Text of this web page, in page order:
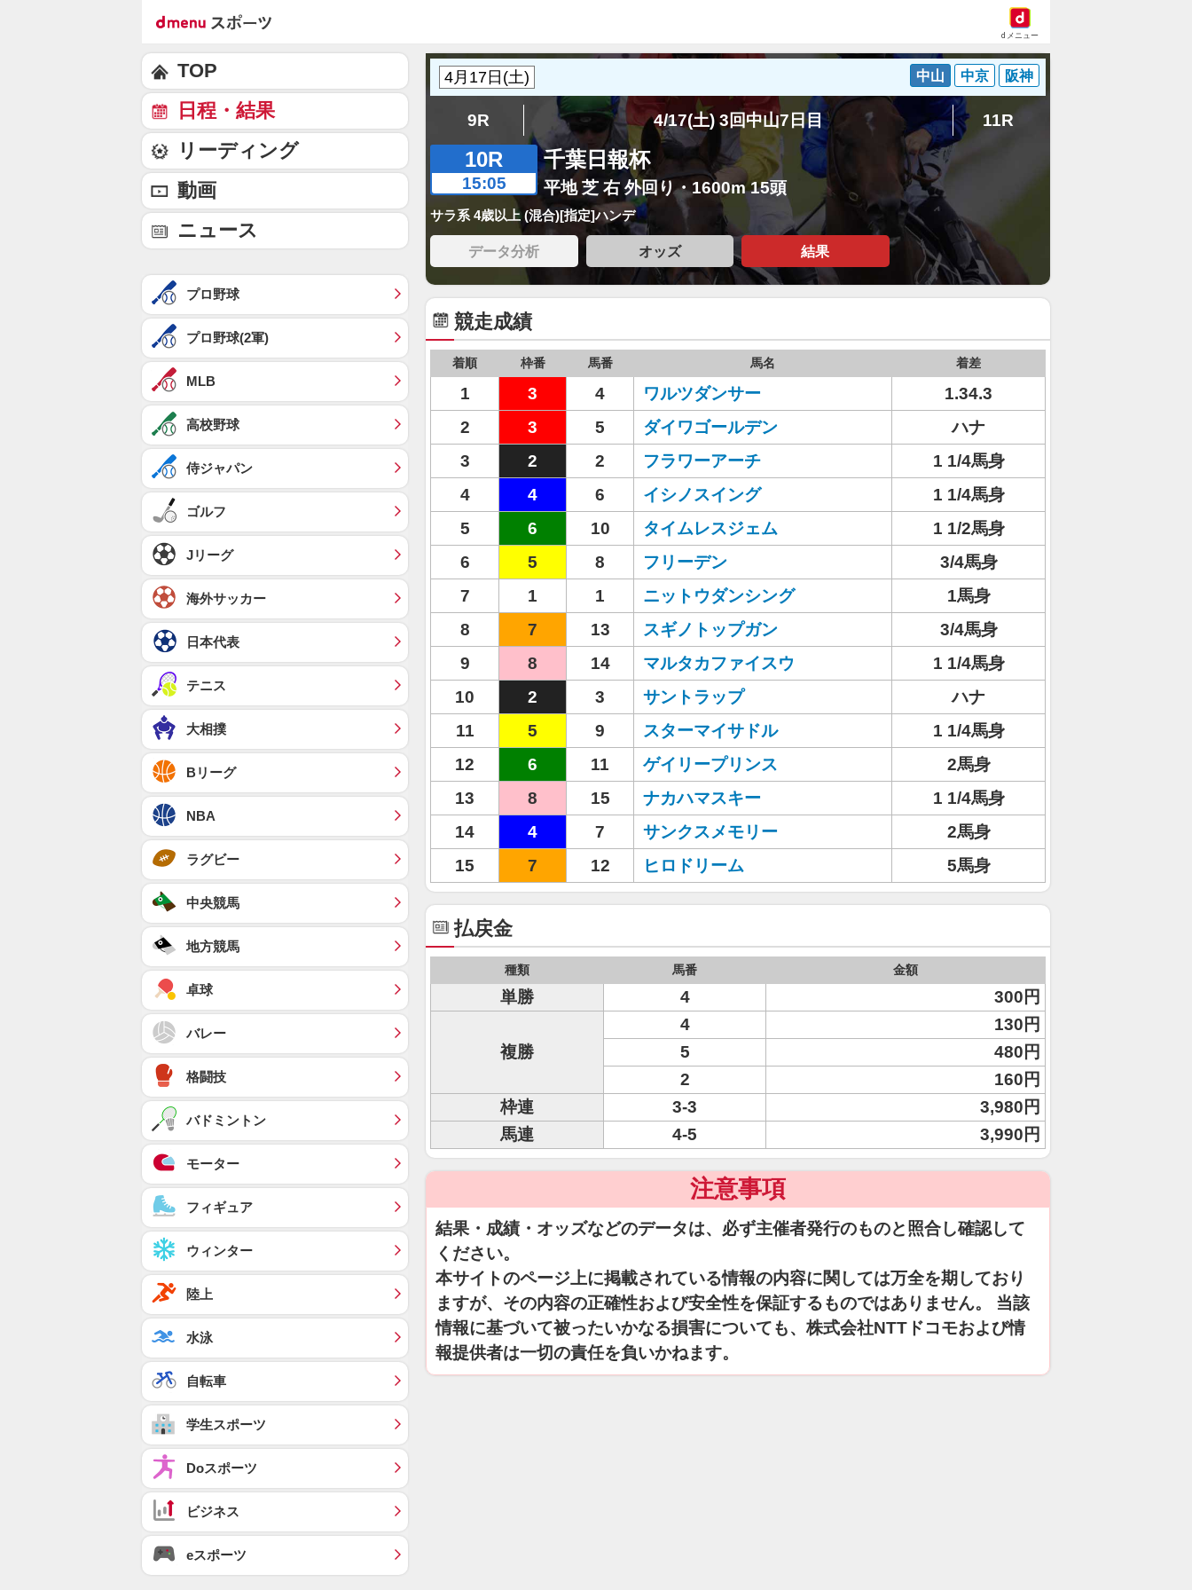
dメニュー
中山 中京 阪神
9R 4/17(土) 3回中山7日目 11R
10R
15:05
千葉日報杯
平地 芝 右 外回り・1600m 15頭
サラ系 4歳以上 (混合)[指定]ハンデ
データ分析 オッズ 結果
競走成績
着順 枠番 馬番 馬名 着差
1 3 4 ワルツダンサー
1.34.3
2
3 5 ダイワゴールデン
ハナ
3
2 2 フラワーアーチ
1 1/4馬身
4
4 6 イシノスイング
1 1/4馬身
5
6 10 タイムレスジェム
1 1/2馬身
6
5 8 フリーデン
3/4馬身
7
1 1 ニットウダンシング
1馬身
8
7 13 スギノトップガン
3/4馬身
9
8 14 マルタカファイスウ
1 1/4馬身
10
2 3 サントラップ
ハナ
11
5 9 スターマイサドル
1 1/4馬身
12
6 11 ゲイリープリンス
2馬身
13
8 15 ナカハマスキー
1 1/4馬身
14
4 7 サンクスメモリー
2馬身
15
7 12 ヒロドリーム 5馬身
払戻金
種類 馬番 金額
単勝 4 300円
複勝
4
130円
5
480円
2
160円
枠連
3-3
3,980円
馬連
4-5 3,990円
注意事項
結果・成績・オッズなどのデータは、必ず主催者発行のものと照合し確認して
ください。
本サイトのページ上に掲載されている情報の内容に関しては万全を期しており
ますが、その内容の正確性および安全性を保証するものではありません。 当該
情報に基づいて被ったいかなる損害についても、株式会社NTTドコモおよび情
報提供者は一切の責任を負いかねます。
TOP
日程・結果
リーディング
動画
ニュース
プロ野球
プロ野球(2軍)
MLB
高校野球
侍ジャパン
ゴルフ
Jリーグ
海外サッカー
日本代表
テニス
大相撲
Bリーグ
NBA
ラグビー
中央競馬
地方競馬
卓球
バレー
格闘技
バドミントン
モーター
フィギュア
ウィンター
陸上
水泳
自転車
学生スポーツ
Doスポーツ
ビジネス
eスポーツ